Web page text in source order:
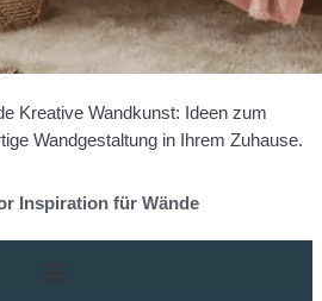
Kreative Wandkunst: Ideen zum
Wandgestaltung in Ihrem Zuhause.
Inspiration für Wände